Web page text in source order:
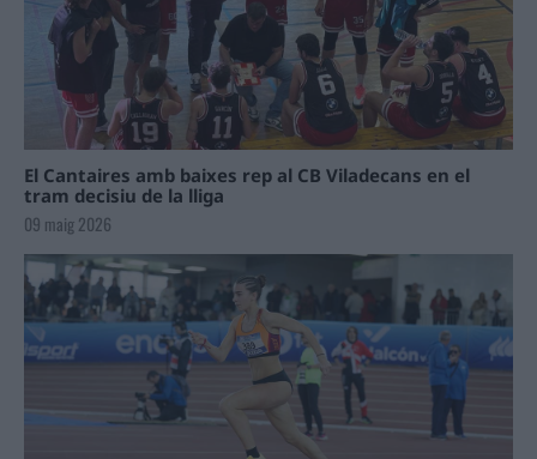
El Cantaires amb baixes rep al CB Viladecans en el
tram decisiu de la lliga
09 maig 2026